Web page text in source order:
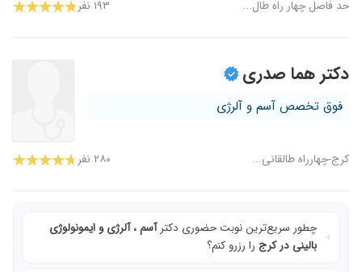
حد فاصل چهار راه طال... ۱۹۳ نفر
دکتر هما صدری
فوق تخصص آسم و آلرژی
کرج-چهارراه طالقانی... ۲۸۰ نفر
چطور سریع‌ترین نوبت حضوری دکترآسم ، آلرژی و ایمونولوژی
بالینی در کرج را رزرو کنم؟